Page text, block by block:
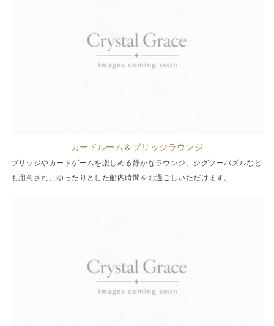
カードルーム＆ブリッジラウンジ
ブリッジやカードゲームを楽しめる静かなラウンジ。ジグソーパズルなど
も用意され、ゆったりとした船内時間をお過ごしいただけます。